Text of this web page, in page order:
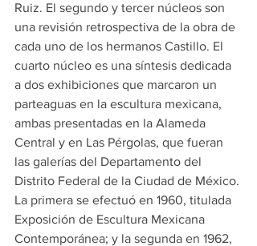
Ruiz. El segundo y tercer núcleos son
una revisión retrospectiva de la obra de
cada uno de los hermanos Castillo. El
cuarto núcleo es una síntesis dedicada
a dos exhibiciones que marcaron un
parteaguas en la escultura mexicana,
ambas presentadas en la Alameda
Central y en Las Pérgolas, que fueran
las galerías del Departamento del
Distrito Federal de la Ciudad de México.
La primera se efectuó en 1960, titulada
Exposición de Escultura Mexicana
Contemporánea; y la segunda en 1962,